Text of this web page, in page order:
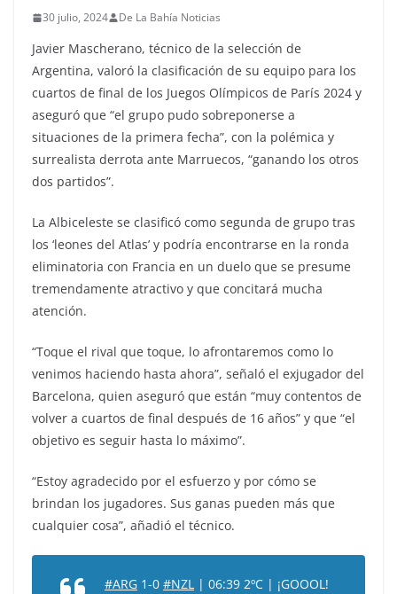
30 julio, 2024 De La Bahía Noticias
Javier Mascherano, técnico de la selección de
Argentina, valoró la clasificación de su equipo para los
cuartos de final de los Juegos Olímpicos de París 2024 y
aseguró que “el grupo pudo sobreponerse a
situaciones de la primera fecha”, con la polémica y
surrealista derrota ante Marruecos, “ganando los otros
dos partidos”.
La Albiceleste se clasificó como segunda de grupo tras
los ‘leones del Atlas’ y podría encontrarse en la ronda
eliminatoria con Francia en un duelo que se presume
tremendamente atractivo y que concitará mucha
atención.
“Toque el rival que toque, lo afrontaremos como lo
venimos haciendo hasta ahora”, señaló el exjugador del
Barcelona, quien aseguró que están “muy contentos de
volver a cuartos de final después de 16 años” y que “el
objetivo es seguir hasta lo máximo”.
“Estoy agradecido por el esfuerzo y por cómo se
brindan los jugadores. Sus ganas pueden más que
cualquier cosa”, añadió el técnico.
#ARG 1-0 #NZL | 06:39 2ºC | ¡GOOOL!